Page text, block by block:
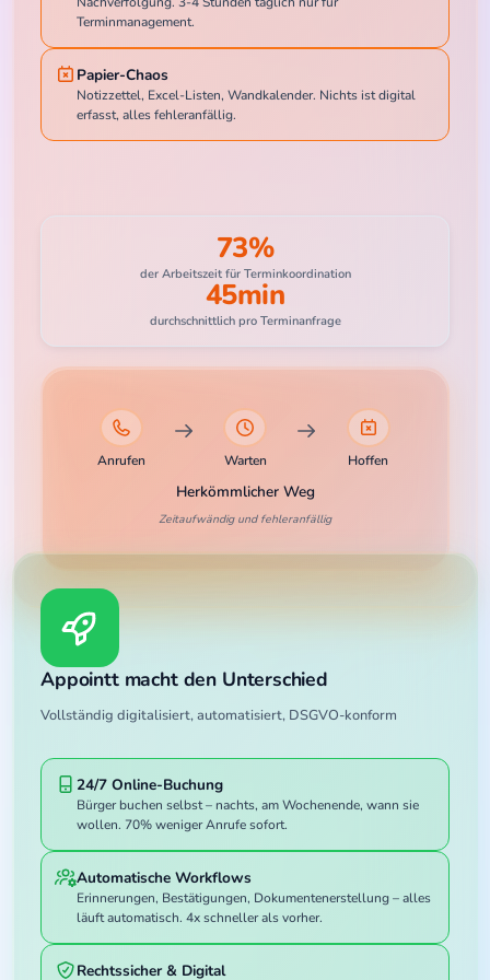
Terminmanagement.
Papier-Chaos
Notizzettel, Excel-Listen, Wandkalender. Nichts ist digital
erfasst, alles fehleranfällig.
73%
der Arbeitszeit für Terminkoordination
45min
durchschnittlich pro Terminanfrage
Anrufen Warten Hoffen
Herkömmlicher Weg
Zeitaufwändig und fehleranfällig
Appointt macht den Unterschied
Vollständig digitalisiert, automatisiert, DSGVO-konform
24/7 Online-Buchung
Bürger buchen selbst – nachts, am Wochenende, wann sie
wollen. 70% weniger Anrufe sofort.
Automatische Workflows
Erinnerungen, Bestätigungen, Dokumentenerstellung – alles
läuft automatisch. 4x schneller als vorher.
Rechtssicher & Digital